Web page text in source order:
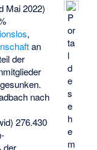
P
or
ta
l
d
e
s
e
h
e
m
Mai 2022)
,
an
der
nach
) 276.430
der